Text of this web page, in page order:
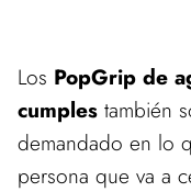
Los PopGrip de
cumples también
demandado en lo
persona que va a